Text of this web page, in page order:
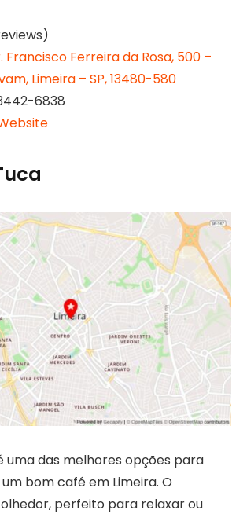
Francisco Ferreira da Rosa, 500 –
Limeira – SP, 13480-580
6838
uma das melhores opções para
bom café em Limeira. O
perfeito para relaxar ou